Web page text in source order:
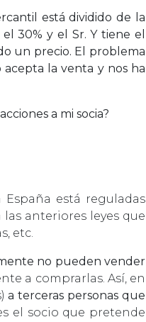
está dividido de la
30% y el Sr. Y tiene el
un precio. El problema
la venta y nos ha
a mi socia?
España está reguladas
las anteriores leyes que
etc.
no pueden vender
a comprarlas. Así, en
a terceras personas que
el socio que pretende